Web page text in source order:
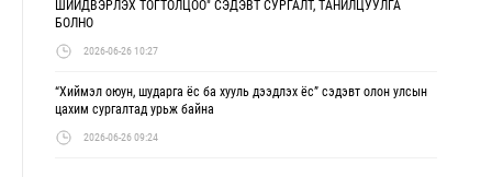
ШИЙДВЭРЛЭХ ТОГТОЛЦОО" СЭДЭВТ СУРГАЛТ, ТАНИЛЦУУЛГА
БОЛНО
2026-06-26 10:27
“Хиймэл оюун, шударга ёс ба хууль дээдлэх ёс” сэдэвт олон улсын
цахим сургалтад урьж байна
2026-06-26 09:24